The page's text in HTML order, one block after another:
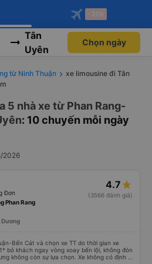
ngay!
thành viên độc
Mở app
đặt vé máy bay qua
Mở app
-30k
Tân
Uyên
Chọn ngày
từ Ninh Thuận
xe limousine đi Tân
5 nhà xe từ Phan Rang-
: 10 chuyến mỗi ngày
2026
Đơn
4.7
(3566 đánh giá)
Phan Rang
Dương
Bến Cát và chọn xe TT do thời gian xe
bỏ khách ngay vòng xoay bến lội, không đón
không còn sự lựa chọn. Xe không có định vị